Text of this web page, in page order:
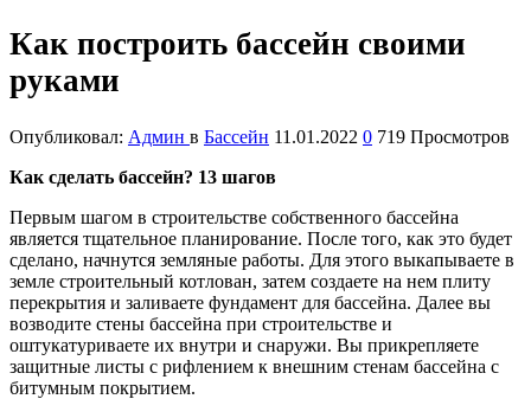
Как построить бассейн своими
руками
Опубликовал: Админ в Бассейн 11.01.2022 0 719 Просмотров
Как сделать бассейн? 13 шагов
Первым шагом в строительстве собственного бассейна
является тщательное планирование. После того, как это будет
сделано, начнутся земляные работы. Для этого выкапываете в
земле строительный котлован, затем создаете на нем плиту
перекрытия и заливаете фундамент для бассейна. Далее вы
возводите стены бассейна при строительстве и
оштукатуриваете их внутри и снаружи. Вы прикрепляете
защитные листы с рифлением к внешним стенам бассейна с
битумным покрытием.